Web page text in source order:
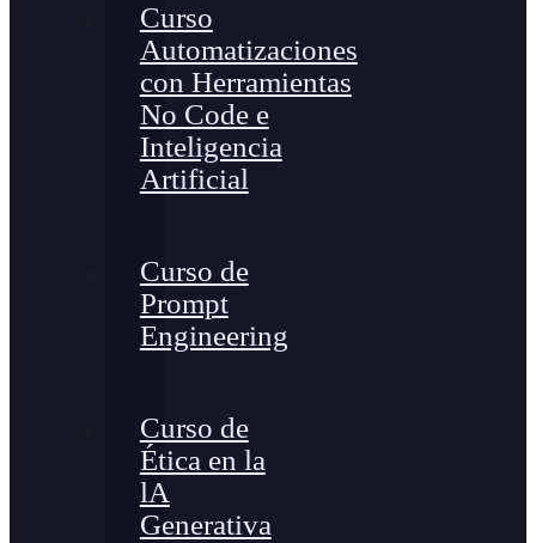
Curso
Automatizaciones
con Herramientas
No Code e
Inteligencia
Artificial
Curso de
Prompt
Engineering
Curso de
Ética en la
lA
Generativa